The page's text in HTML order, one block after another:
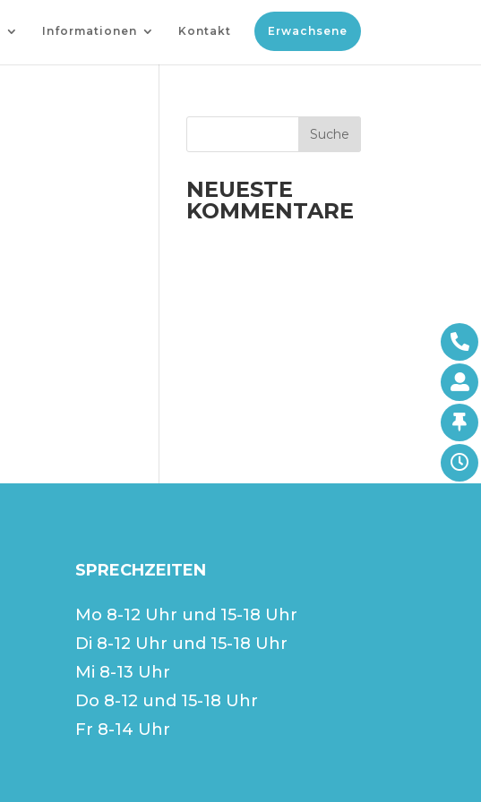
Informationen Kontakt Erwachsene
NEUESTE
KOMMENTARE
SPRECHZEITEN
Mo 8-12 Uhr und 15-18 Uhr
Di 8-12 Uhr und 15-18 Uhr
Mi 8-13 Uhr
Do 8-12 und 15-18 Uhr
Fr 8-14 Uhr